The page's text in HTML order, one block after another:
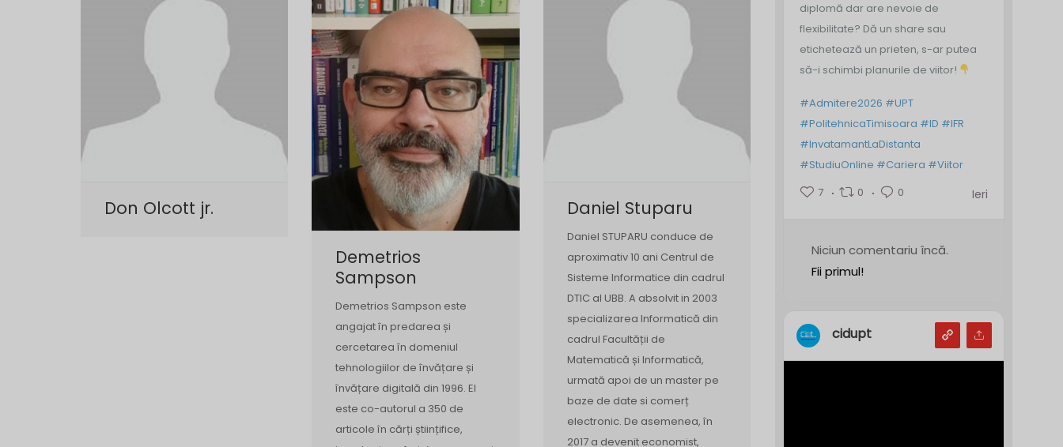
Don Olcott jr.
Demetrios
Sampson
Demetrios Sampson este
angajat în predarea și
cercetarea în domeniul
tehnologiilor de învățare și
învățare digitală din 1996. El
este co-autorul a 350 de
articole în cărți științifice,
Daniel Stuparu
Daniel STUPARU conduce de
aproximativ 10 ani Centrul de
Sisteme Informatice din cadrul
DTIC al UBB. A absolvit in 2003
specializarea Informatică din
cadrul Facultății de
Matematică și Informatică,
urmată apoi de un master pe
baze de date si comerț
electronic. De asemenea, în
2017 a devenit economist,
diplomă dar are nevoie de
flexibilitate? Dă un share sau
etichetează un prieten, s-ar putea
să-i schimbi planurile de viitor!
#Admitere2026 #UPT
#PolitehnicaTimisoara #ID #IFR
#InvatamantLaDistanta
#StudiuOnline #Cariera #Viitor
7
0 0 Ieri
Niciun comentariu încă.
Fii primul!
cidupt